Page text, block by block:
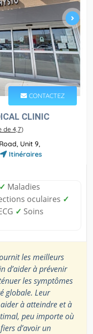
CONTACTEZ
CLINIC
de 4,7)
Unit 9,
Itinéraires
✓ Maladies
oculaires ✓
✓ Soins
les meilleurs
d’aider à prévenir
les symptômes
globale. Leur
à atteindre et à
peu importe où
d’avoir un